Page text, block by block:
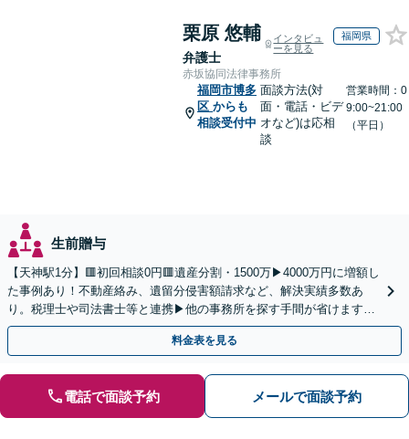
栗原 悠輔
弁護士
インタビュ
ーを見る
福岡県
赤坂協同法律事務所
福岡市博多
区 からも
相談受付中
面談方法(対
面・電話・ビデ
オなど)は応相
談
営業時間：0
9:00~21:00
（平日）
生前贈与
【天神駅1分】🟥初回相談0円🟥遺産分割・1500万▶4000万円に増額し
た事例あり！不動産絡み、遺留分侵害額請求など、解決実績多数あ
り。税理士や司法書士等と連携▶他の事務所を探す手間が省けます！
不動産会社と連携し無料査定&財産調査も◎
料金表を見る
電話で面談予約 メールで面談予約